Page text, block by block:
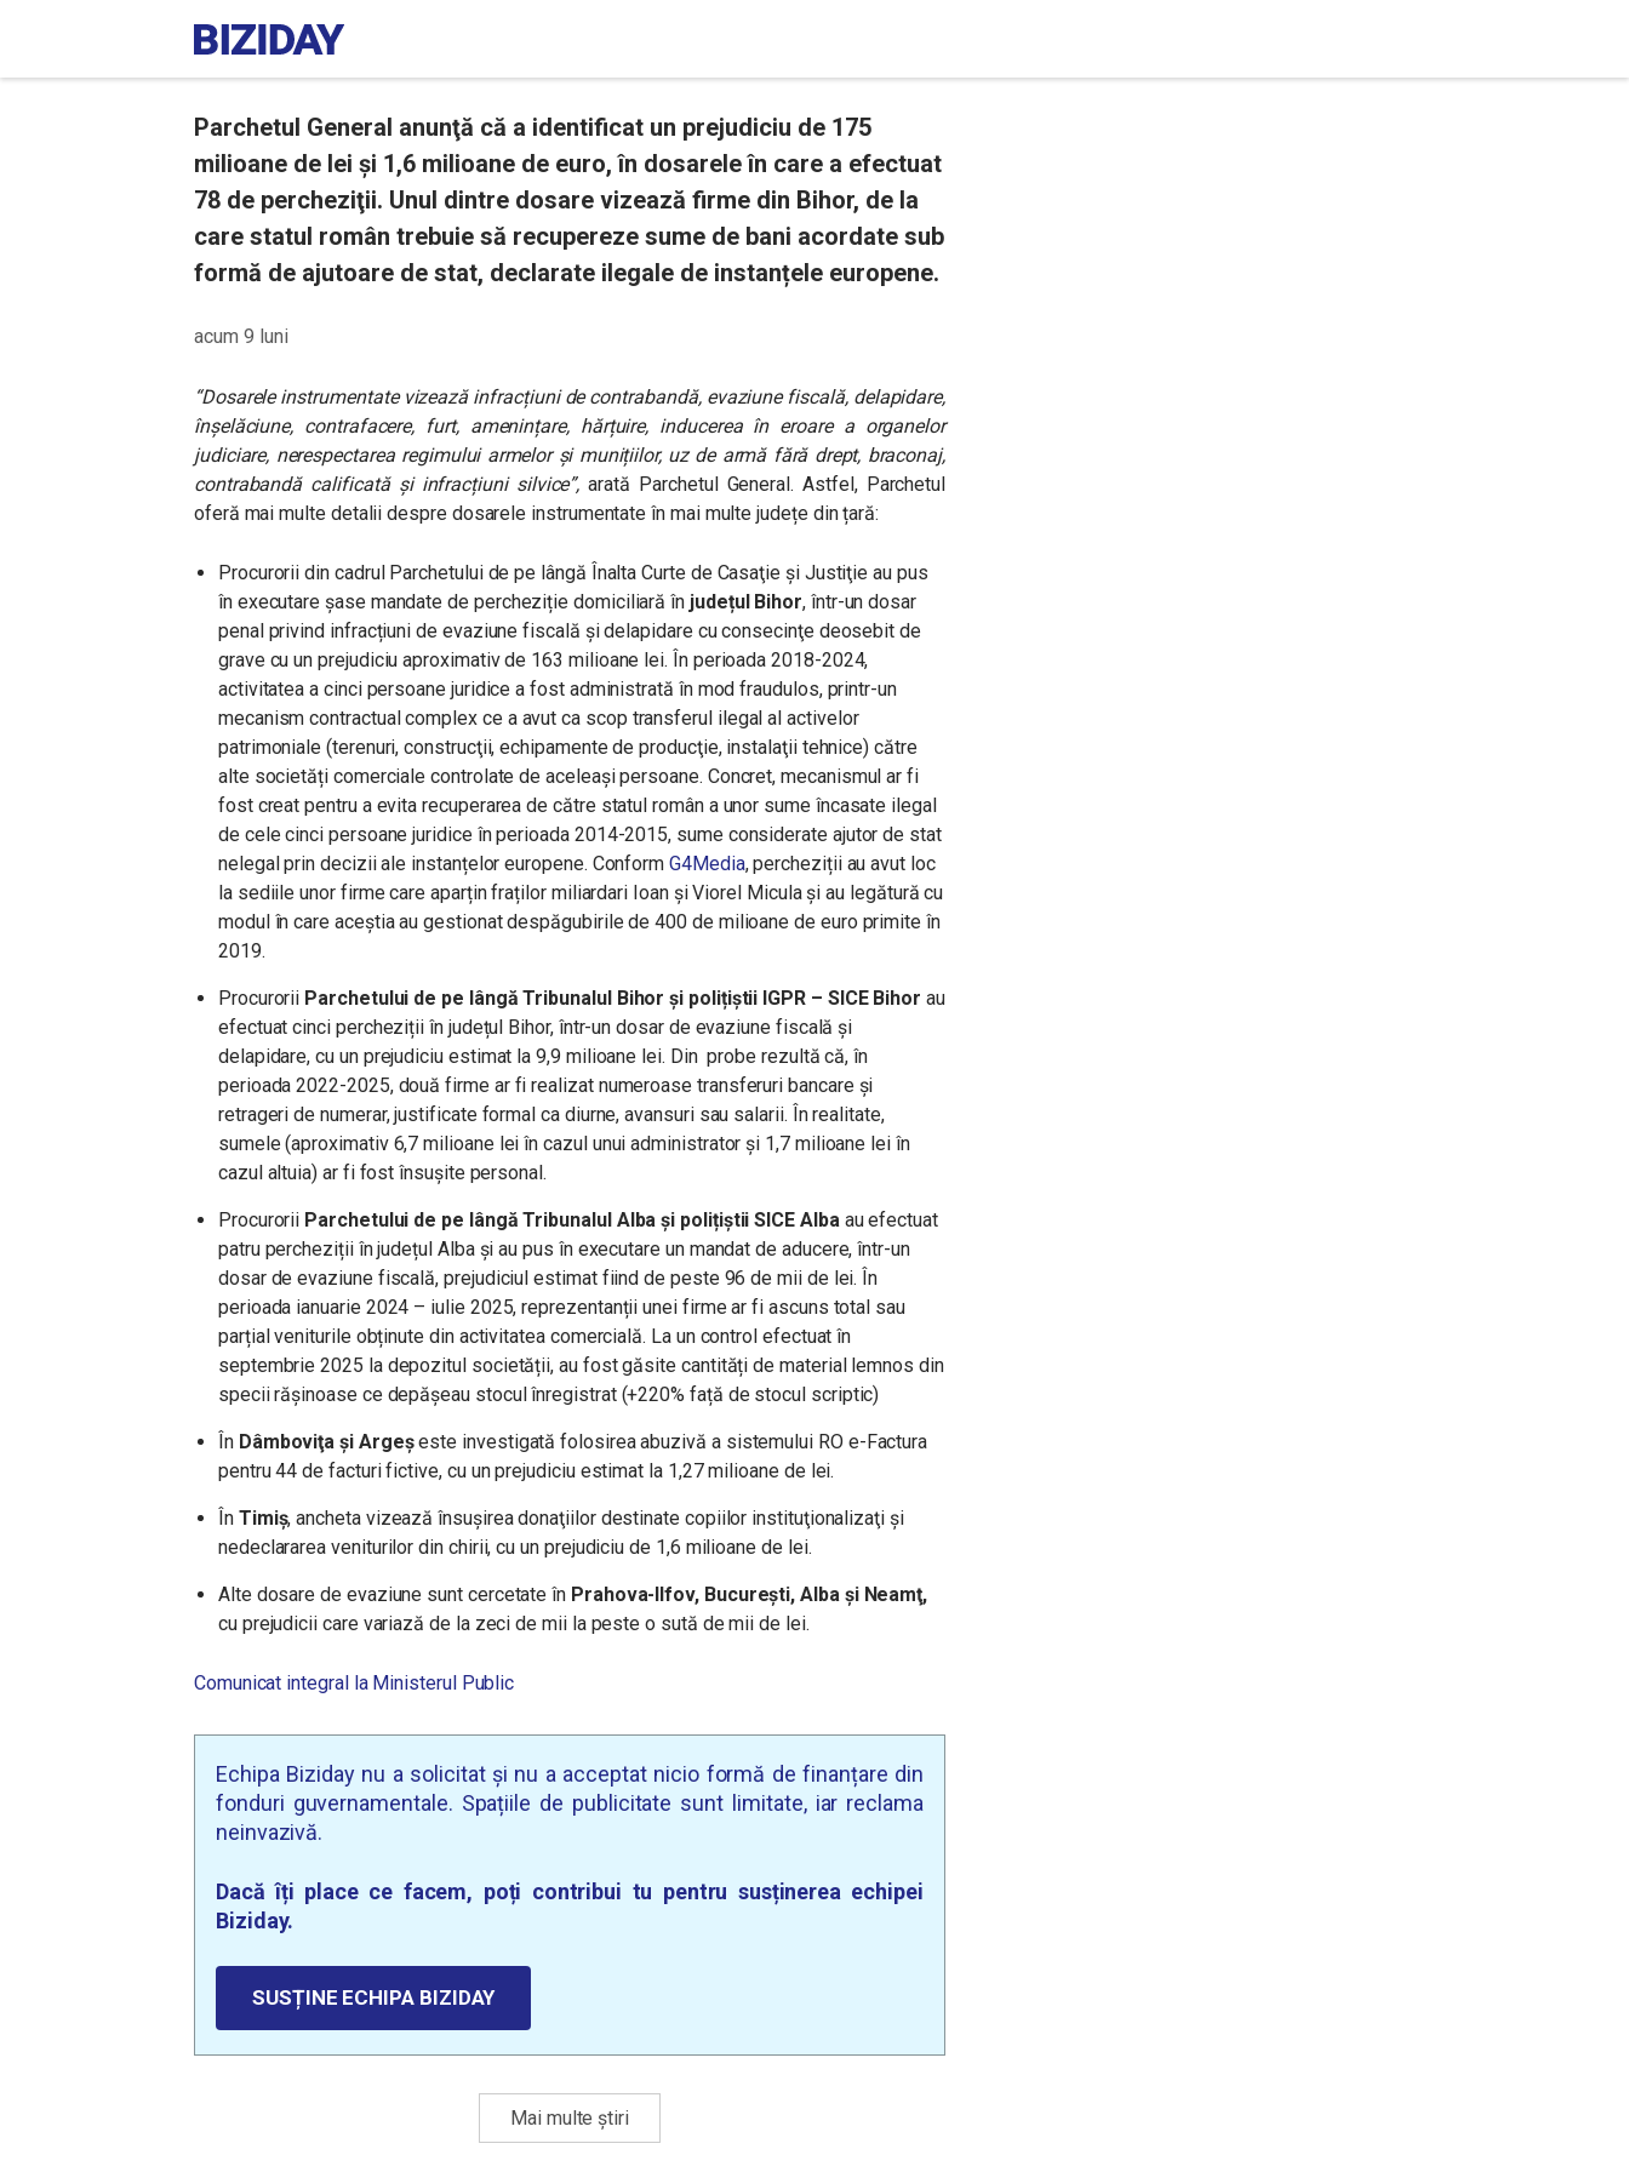
Parchetul General anunţă că a identificat un prejudiciu de 175
milioane de lei şi 1,6 milioane de euro, în dosarele în care a efectuat
78 de percheziţii. Unul dintre dosare vizează firme din Bihor, de la
care statul român trebuie să recupereze sume de bani acordate sub
formă de ajutoare de stat, declarate ilegale de instanțele europene.
acum 9 luni
“Dosarele instrumentate vizează infracțiuni de contrabandă, evaziune fiscală, delapidare,
înșelăciune, contrafacere, furt, amenințare, hărțuire, inducerea în eroare a organelor
judiciare, nerespectarea regimului armelor și munițiilor, uz de armă fără drept, braconaj,
contrabandă calificată și infracțiuni silvice”, arată Parchetul General. Astfel, Parchetul
oferă mai multe detalii despre dosarele instrumentate în mai multe județe din țară:
Procurorii din cadrul Parchetului de pe lângă Înalta Curte de Casaţie şi Justiţie au pus
în executare șase mandate de percheziție domiciliară în județul Bihor, într-un dosar
penal privind infracțiuni de evaziune fiscală şi delapidare cu consecinţe deosebit de
grave cu un prejudiciu aproximativ de 163 milioane lei. În perioada 2018-2024,
activitatea a cinci persoane juridice a fost administrată în mod fraudulos, printr-un
mecanism contractual complex ce a avut ca scop transferul ilegal al activelor
patrimoniale (terenuri, construcţii, echipamente de producţie, instalaţii tehnice) către
alte societăți comerciale controlate de aceleași persoane. Concret, mecanismul ar fi
fost creat pentru a evita recuperarea de către statul român a unor sume încasate ilegal
de cele cinci persoane juridice în perioada 2014-2015, sume considerate ajutor de stat
nelegal prin decizii ale instanțelor europene. ConformG4Media, percheziții au avut loc
la sediile unor firme care aparțin fraților miliardari Ioan și Viorel Micula și au legătură cu
modul în care aceștia au gestionat despăgubirile de 400 de milioane de euro primite în
2019.
Procurorii Parchetului de pe lângă Tribunalul Bihor și polițiștii IGPR – SICE Bihor au
efectuat cinci percheziții în județul Bihor, într-un dosar de evaziune fiscală și
delapidare, cu un prejudiciu estimat la 9,9 milioane lei. Din probe rezultă că, în
perioada 2022-2025, două firme ar fi realizat numeroase transferuri bancare și
retrageri de numerar, justificate formal ca diurne, avansuri sau salarii. În realitate,
sumele (aproximativ 6,7 milioane lei în cazul unui administrator și 1,7 milioane lei în
cazul altuia) ar fi fost însușite personal.
Procurorii Parchetului de pe lângă Tribunalul Alba și polițiștii SICE Albaau efectuat
patru percheziții în județul Alba și au pus în executare un mandat de aducere, într-un
dosar de evaziune fiscală, prejudiciul estimat fiind de peste 96 de mii de lei. În
perioada ianuarie 2024 – iulie 2025, reprezentanții unei firme ar fi ascuns total sau
parțial veniturile obținute din activitatea comercială. La un control efectuat în
septembrie 2025 la depozitul societății, au fost găsite cantități de material lemnos din
specii rășinoase ce depășeau stocul înregistrat (+220% față de stocul scriptic)
În Dâmboviţa şi Argeşeste investigată folosirea abuzivă a sistemului RO e-Factura
pentru 44 de facturi fictive, cu un prejudiciu estimat la 1,27 milioane de lei.
În Timiş, ancheta vizează însuşirea donaţiilor destinate copiilor instituţionalizaţi şi
nedeclara­rea veniturilor din chirii, cu un prejudiciu de 1,6 milioane de lei.
Alte dosare de evaziune sunt cercetate în Prahova-Ilfov, Bucureşti, Alba şi Neamţ,
cu prejudicii care variază de la zeci de mii la peste o sută de mii de lei.
Comunicat integral la Ministerul Public
Echipa Biziday nu a solicitat și nu a acceptat nicio formă de finanțare din
fonduri guvernamentale. Spațiile de publicitate sunt limitate, iar reclama
neinvazivă.
Dacă îți place ce facem, poți contribui tu pentru susținerea echipei
Biziday.
SUSȚINE ECHIPA BIZIDAY
Mai multe știri